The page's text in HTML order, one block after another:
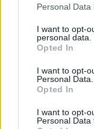
Personal
I want to opt-
personal data.
Opted In
I want to opt-
Personal Data.
Opted In
I want to opt-
Personal Data